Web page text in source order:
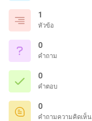
1
หัวข้อ
0
คำถาม
0
คำตอบ
0
คำถามความคิดเห็น